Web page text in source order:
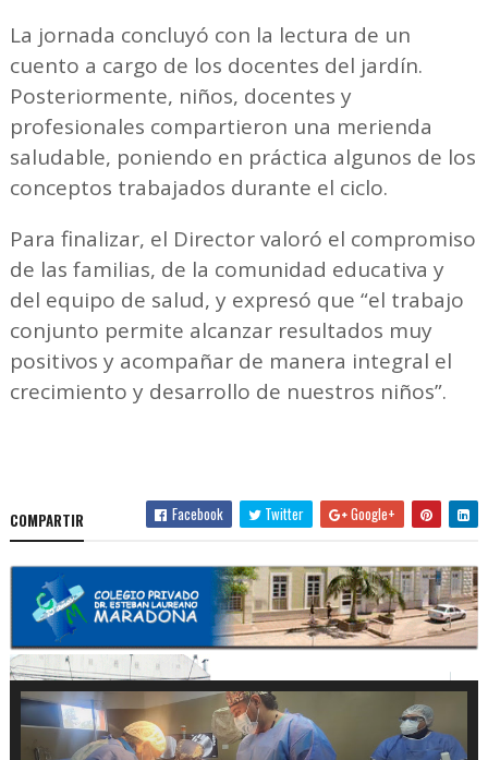
La jornada concluyó con la lectura de un
cuento a cargo de los docentes del jardín.
Posteriormente, niños, docentes y
profesionales compartieron una merienda
saludable, poniendo en práctica algunos de los
conceptos trabajados durante el ciclo.
Para finalizar, el Director valoró el compromiso
de las familias, de la comunidad educativa y
del equipo de salud, y expresó que “el trabajo
conjunto permite alcanzar resultados muy
positivos y acompañar de manera integral el
crecimiento y desarrollo de nuestros niños”.
COMPARTIR Facebook Twitter Google+